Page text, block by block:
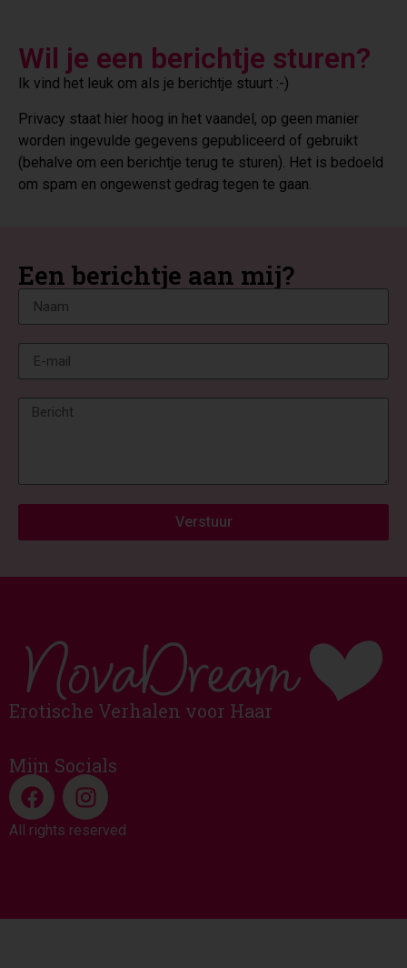
Een berichtje aan mij?
Verstuur
Wil je een berichtje sturen?
Ik vind het leuk om als je berichtje stuurt :-)
Privacy staat hier hoog in het vaandel, op geen manier
worden ingevulde gegevens gepubliceerd of gebruikt
(behalve om een berichtje terug te sturen). Het is bedoeld
om spam en ongewenst gedrag tegen te gaan.
Erotische Verhalen voor Haar
Mijn Socials
All rights reserved